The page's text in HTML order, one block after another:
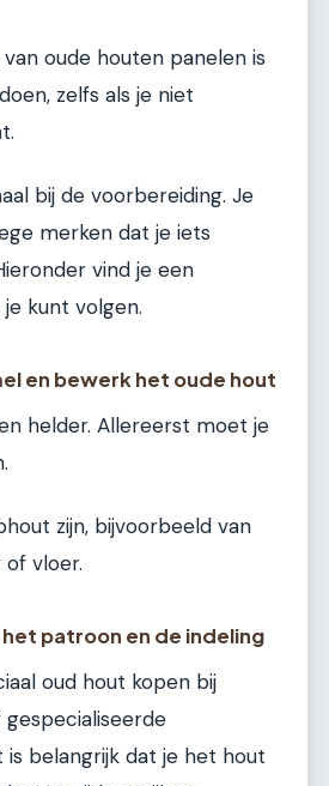
oude houten panelen is
zelfs als je niet
bij de voorbereiding. Je
merken dat je iets
vind je een
kunt volgen.
en bewerk het oude hout
helder. Allereerst moet je
zijn, bijvoorbeeld van
of vloer.
patroon en de indeling
oud hout kopen bij
is belangrijk dat je het hout